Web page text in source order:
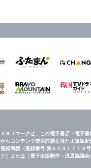
ＡＢＪマークは、この電子書店・電子
からコンテンツ使用許諾を得た正規版
登録商標（登録番号 第６０９１７１３
ク］または［電子出版制作・流通協議会